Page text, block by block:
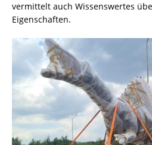
vermittelt auch Wissenswertes
Eigenschaften.